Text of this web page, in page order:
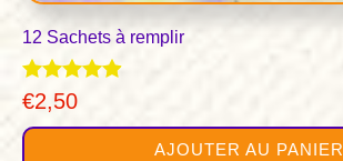
12 Sachets à remplir
Note
4.83
sur 5
€2,50
AJOUTER AU PANIER